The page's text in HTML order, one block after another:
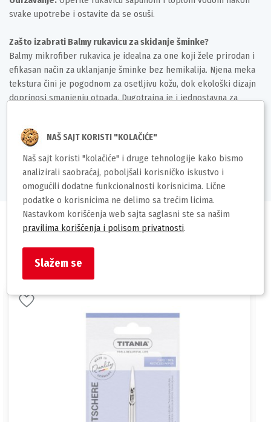
svake upotrebe i ostavite da se osuši.
Zašto izabrati Balmy rukavicu za skidanje šminke?
Balmy mikrofiber rukavica je idealna za one koji žele prirodan i
efikasan način za uklanjanje šminke bez hemikalija. Njena meka
tekstura čini je pogodnom za osetljivu kožu, dok ekološki dizajn
doprinosi smanjenju otpada. Dugotrajna je i jednostavna za
rutine.
Deklaracija
Slični proizvodi
NAŠ SAJT KORISTI "KOLAČIĆE"
Naš sajt koristi "kolačiće" i druge tehnologije kako bismo
analizirali saobraćaj, poboljšali korisničko iskustvo i
omogućili dodatne funkcionalnosti korisnicima. Lične
podatke o korisnicima ne delimo sa trećim licima.
Nastavkom korišćenja web sajta saglasni ste sa našim
pravilima korišćenja i polisom privatnosti.
Slažem se